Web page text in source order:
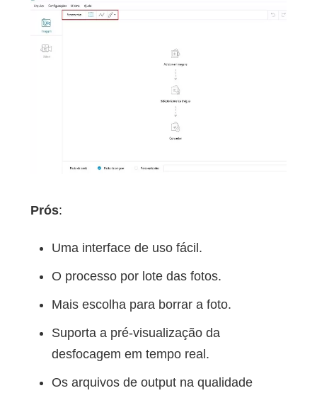
Prós:
Uma interface de uso fácil.
O processo por lote das fotos.
Mais escolha para borrar a foto.
Suporta a pré-visualização da
desfocagem em tempo real.
Os arquivos de output na qualidade